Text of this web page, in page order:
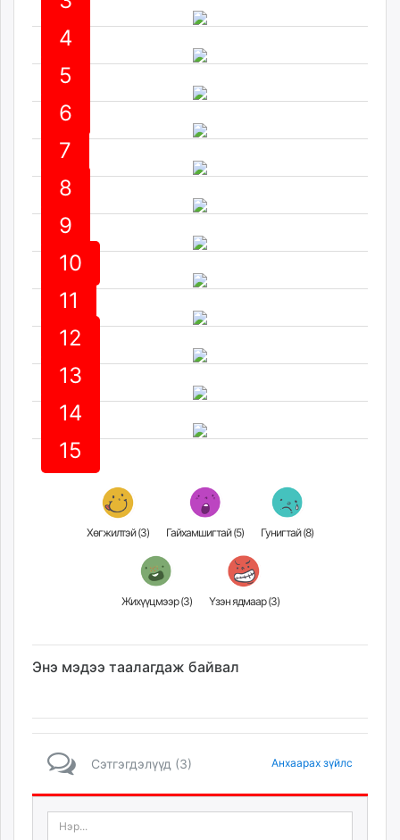
ikon.mn
mnb.mn
Eguur.mn
24tsag.mn
shuud.mn
eagle.mn
zarig.mn
today.mn
zuv.mn
mminfo.mn
unen.mn
shudarga.mn
unuudur.mn
isee.mn
mglradio.com
assa.mn
unread.today
4
5
6
7
8
9
10
11
12
13
14
15
Хөгжилтэй (3) Гайхамшигтай (5) Гунигтай (8)
Жихүүцмээр (3) Үзэн ядмаар (3)
Энэ мэдээ таалагдаж байвал
Сэтгэгдэлүүд (3) Анхаарах зүйлс